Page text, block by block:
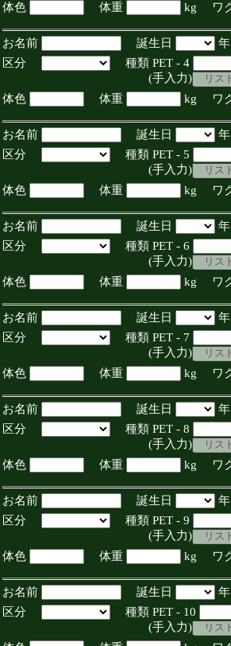
体色
体重 kg ワ
お名前 誕生日
区分
種類 PET - 4
(手入力)
体色
体重 kg ワ
お名前 誕生日
区分
種類 PET - 5
(手入力)
体色
体重 kg ワ
お名前 誕生日
区分
種類 PET - 6
(手入力)
体色
体重 kg ワ
お名前 誕生日
区分
種類 PET - 7
(手入力)
体色
体重 kg ワ
お名前 誕生日
区分
種類 PET - 8
(手入力)
体色
体重 kg ワ
お名前 誕生日
区分
種類 PET - 9
(手入力)
体色
体重 kg ワ
お名前 誕生日
区分
種類 PET - 10
(手入力)